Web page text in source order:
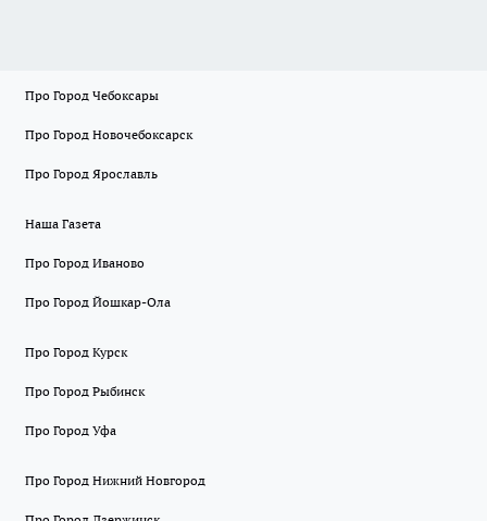
Про Город Чебоксары
Про Город Новочебоксарск
Про Город Ярославль
Наша Газета
Про Город Иваново
Про Город Йошкар-Ола
Про Город Курск
Про Город Рыбинск
Про Город Уфа
Про Город Нижний Новгород